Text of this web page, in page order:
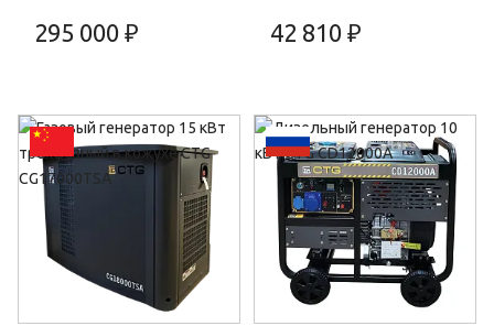
295 000 ₽ 42 810 ₽